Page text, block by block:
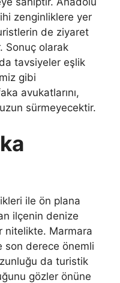
zenginliklere yer
de ziyaret
Sonuç olarak
tavsiyeler eşlik
gibi
avukatlarını,
sürmeyecektir.
ile ön plana
ilçenin denize
nitelikte. Marmara
son derece önemli
da turistik
gözler önüne